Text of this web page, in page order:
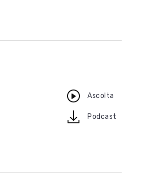
Ascolta
downloadPodcast